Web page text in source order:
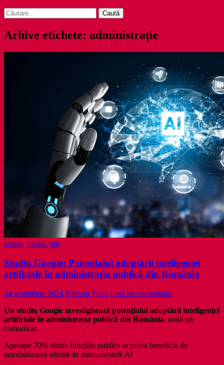
Caută
după:
Arhive etichete: administrație
actual, media, util
Studiu Google: Potențialul adoptării inteligenței
artificiale în administrația publică din România
24 octombrie 2024 Răzvan Țupa Lasă un comentariu
Un studiu Google investighează potențialul adoptării inteligenței
artificiale în administrația publică din România, arată un
comunicat.
Aproape 70% dintre funcțiile publice ar putea beneficia de
automatizarea oferită de instrumentele AI